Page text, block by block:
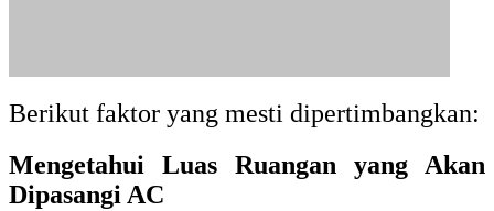
Berikut faktor yang mesti dipertimbangkan:
Mengetahui Luas Ruangan yang Akan
Dipasangi AC